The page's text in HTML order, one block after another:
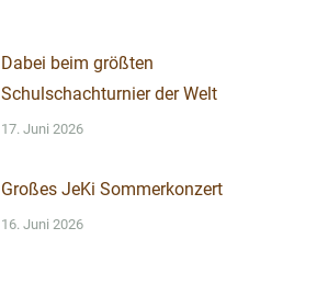
Dabei beim größten
Schulschachturnier der Welt
17. Juni 2026
Großes JeKi Sommerkonzert
16. Juni 2026